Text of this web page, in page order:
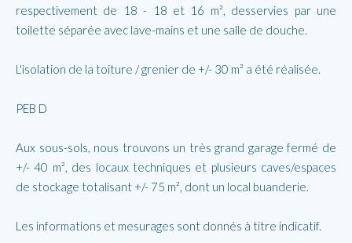
respectivement de 18 - 18 et 16 m², desservies par une
toilette séparée avec lave-mains et une salle de douche.
L'isolation de la toiture / grenier de +/- 30 m² a été réalisée.
PEB D
Aux sous-sols, nous trouvons un très grand garage fermé de
+/- 40 m², des locaux techniques et plusieurs caves/espaces
de stockage totalisant +/- 75 m², dont un local buanderie.
Les informations et mesurages sont donnés à titre indicatif.